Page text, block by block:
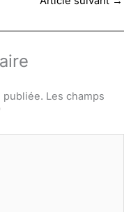
publiée. Les champs